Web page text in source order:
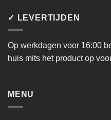
✓ LEVERTIJDEN
Op werkdagen voor 16:00
huis mits het product op
MENU